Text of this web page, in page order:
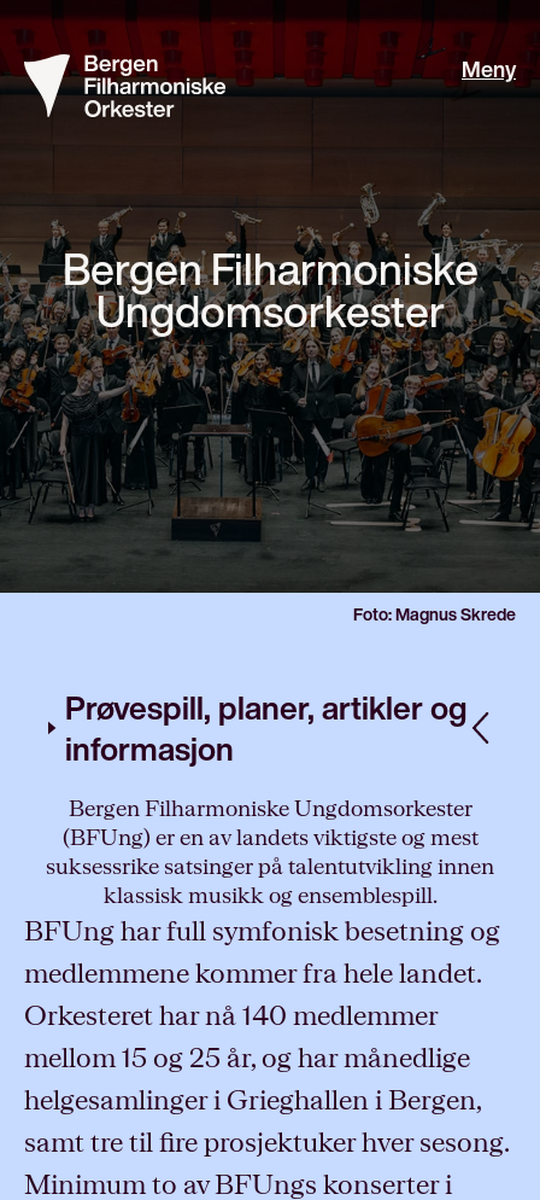
Meny
Foto: Magnus Skrede
Bergen Filharmoniske
Ungdomsorkester
Prøvespill, planer, artikler og
informasjon
Bergen Filharmoniske Ungdomsorkester
(BFUng) er en av landets viktigste og mest
suksessrike satsinger på talentutvikling innen
klassisk musikk og ensemblespill.
BFUng har full symfonisk besetning og
medlemmene kommer fra hele landet.
Orkesteret har nå 140 medlemmer
mellom 15 og 25 år, og har månedlige
helgesamlinger i Grieghallen i Bergen,
samt tre til fire prosjektuker hver sesong.
Minimum to av BFUngs konserter i